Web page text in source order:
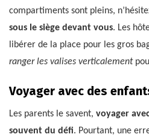
compartiments sont pleins,
sous le siège devant vous. Les
libérer de la place pour les gros
ranger les valises verticalement
Voyager avec des
Les parents le savent, voyager
souvent du défi. Pourtant, une